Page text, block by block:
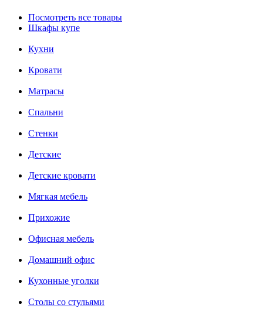
Посмотреть все товары
Шкафы купе
Кухни
Кровати
Матрасы
Cпальни
Стенки
Детские
Детские кровати
Мягкая мебель
Прихожие
Офисная мебель
Домашний офис
Кухонные уголки
Столы со стульями